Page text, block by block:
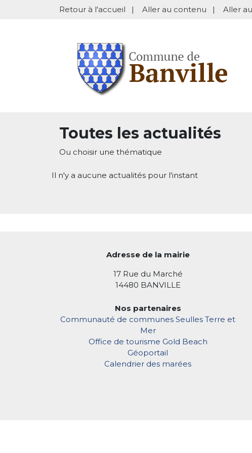
Retour à l'accueil | Aller au contenu | Aller
Toutes les actualités
Ou choisir une thématique
Il n'y a aucune actualités pour l'instant
Adresse de la mairie
17 Rue du Marché
14480 BANVILLE
Nos partenaires
Communauté de communes Seulles Terre et
Mer
Office de tourisme Gold Beach
Géoportail
Calendrier des marées